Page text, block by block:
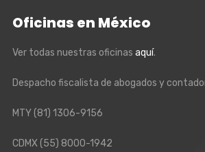
Oficinas en México
Ver todas nuestras oficinas aquí.
Despacho fiscalista de abogados y
MTY(81) 1306-9156
CDMX(55) 8000-1942